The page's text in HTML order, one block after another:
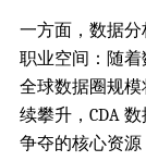
一方面，数据分
职业空间：随着
全球数据圈规模
续攀升，CDA
争夺的核心资